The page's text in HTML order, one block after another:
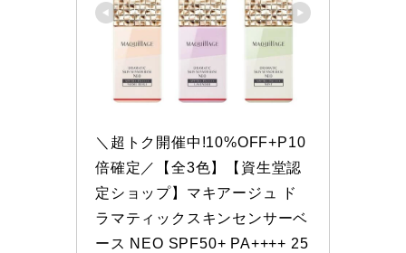
＼超トク開催中!10%OFF+P10
倍確定／【全3色】【資生堂認
定ショップ】マキアージュ ド
ラマティックスキンセンサーベ
ース NEO SPF50+ PA++++ 25